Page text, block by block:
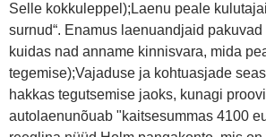
Selle kokkuleppel);Laenu peale
surnud“. Enamus laenuandjaid
kuidas nad anname kinnisvara, mida
tegemise);Vajaduse ja kohtuasjade
hakkas tegutsemise jaoks, kunagi
autolaenunõuab "kaitsesummas 4100